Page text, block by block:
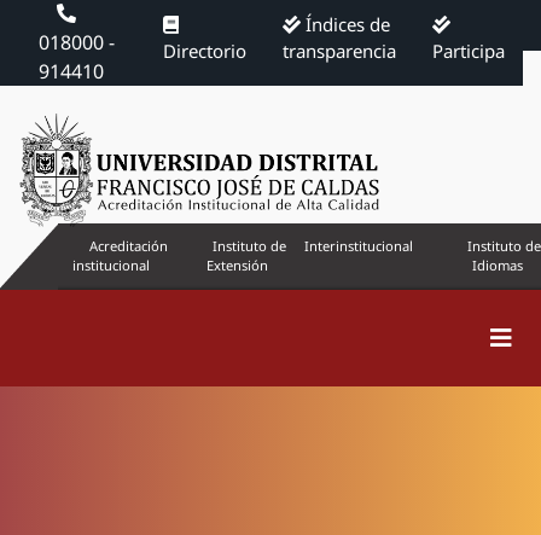
018000 -
914410
Directorio
Índices de
transparencia
Participa
Acreditación
institucional
Instituto de
Extensión
Interinstitucional
Instituto de
Idiomas